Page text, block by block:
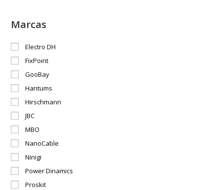
Marcas
Electro DH
FixPoint
GooBay
Hantums
Hirschmann
JBC
MBO
NanoCable
Ninigi
Power Dinamics
Proskit